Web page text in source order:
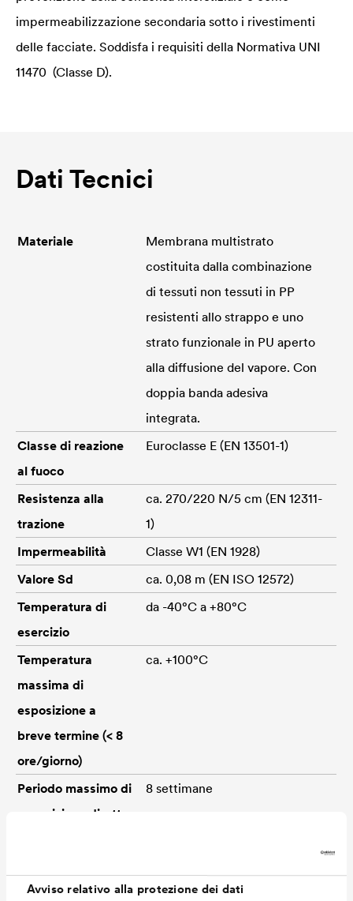
Avviso relativo alla protezione dei dati
impermeabilizzazione secondaria sotto i rivestimenti
delle facciate. Soddisfa i requisiti della Normativa UNI
11470 (Classe D).
Dati Tecnici
Materiale
Membrana multistrato
costituita dalla combinazione
di tessuti non tessuti in PP
resistenti allo strappo e uno
strato funzionale in PU aperto
alla diffusione del vapore. Con
doppia banda adesiva
integrata.
Classe di reazione
al fuoco
Euroclasse E (EN 13501-1)
Resistenza alla
trazione
ca. 270/220 N/5 cm (EN 12311-
1)
Impermeabilità
Classe W1 (EN 1928)
Valore Sd
ca. 0,08 m (EN ISO 12572)
Temperatura di
esercizio
da -40°C a +80°C
Temperatura
massima di
esposizione a
breve termine (< 8
ore/giorno)
ca. +100°C
Periodo massimo di
esposizione diretta
8 settimane
temporanea agli